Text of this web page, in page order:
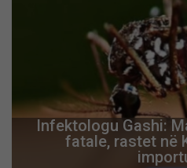
​Infektologu Gashi:
fatale, rastet në